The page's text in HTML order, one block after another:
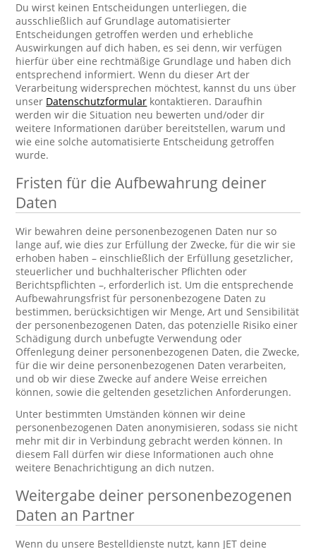
Du wirst keinen Entscheidungen unterliegen, die
ausschließlich auf Grundlage automatisierter
Entscheidungen getroffen werden und erhebliche
Auswirkungen auf dich haben, es sei denn, wir verfügen
hierfür über eine rechtmäßige Grundlage und haben dich
entsprechend informiert. Wenn du dieser Art der
Verarbeitung widersprechen möchtest, kannst du uns über
unser Datenschutzformular kontaktieren. Daraufhin
werden wir die Situation neu bewerten und/oder dir
weitere Informationen darüber bereitstellen, warum und
wie eine solche automatisierte Entscheidung getroffen
wurde.
Fristen für die Aufbewahrung deiner
Daten
Wir bewahren deine personenbezogenen Daten nur so
lange auf, wie dies zur Erfüllung der Zwecke, für die wir sie
erhoben haben – einschließlich der Erfüllung gesetzlicher,
steuerlicher und buchhalterischer Pflichten oder
Berichtspflichten –, erforderlich ist. Um die entsprechende
Aufbewahrungsfrist für personenbezogene Daten zu
bestimmen, berücksichtigen wir Menge, Art und Sensibilität
der personenbezogenen Daten, das potenzielle Risiko einer
Schädigung durch unbefugte Verwendung oder
Offenlegung deiner personenbezogenen Daten, die Zwecke,
für die wir deine personenbezogenen Daten verarbeiten,
und ob wir diese Zwecke auf andere Weise erreichen
können, sowie die geltenden gesetzlichen Anforderungen.
Unter bestimmten Umständen können wir deine
personenbezogenen Daten anonymisieren, sodass sie nicht
mehr mit dir in Verbindung gebracht werden können. In
diesem Fall dürfen wir diese Informationen auch ohne
weitere Benachrichtigung an dich nutzen.
Weitergabe deiner personenbezogenen
Daten an Partner
Wenn du unsere Bestelldienste nutzt, kann JET deine